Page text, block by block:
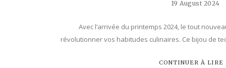
19 August 2024
Avec l’arrivée du printemps 2024, le tout
révolutionner vos habitudes culinaires. Ce bijou de
CONTINUER À LIRE